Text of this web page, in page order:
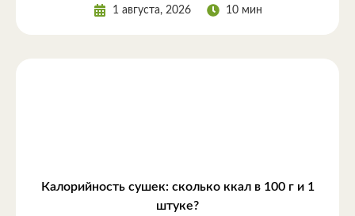
1 августа, 2026 10 мин
Калорийность сушек: сколько ккал в 100 г и 1
штуке?